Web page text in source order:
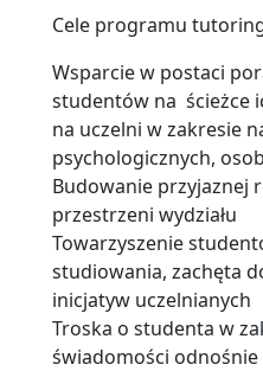
Cele programu
Wsparcie w postaci
studentów na ścieżce
na uczelni w zakresie
psychologicznych,
Budowanie przyjaznej
przestrzeni wydziału
Towarzyszenie
studiowania, zachęta
inicjatyw uczelnianych
Troska o studenta w
świadomości